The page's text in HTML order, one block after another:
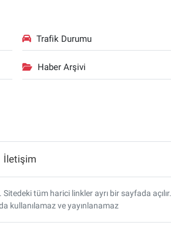
Trafik Durumu
Haber Arşivi
İletişim
tüm harici linkler ayrı bir sayfada açılır.
kullanılamaz ve yayınlanamaz